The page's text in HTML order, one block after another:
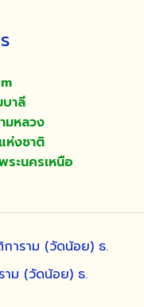
าลี
มหลวง
ห่งชาติ
ระนครเหนือ
ราม (วัดน้อย) ธ.
ม (วัดน้อย) ธ.